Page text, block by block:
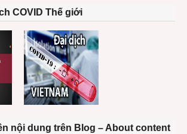
COVID Thế giới
nội dung trên Blog – About content